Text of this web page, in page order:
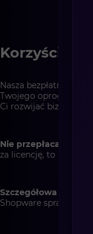
Korzyści dla
Nasza bezpłatna
Twojego
Ci rozwijać biznes.
Nie przepłacaj za
za licencję, to
Szczegółowa analiza
Shopware sprawdzają